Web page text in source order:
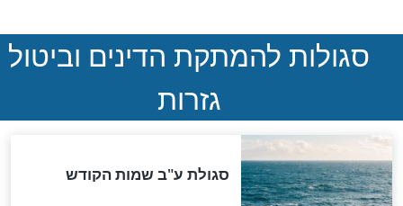
"מודה לקב"ה על כל השנים"